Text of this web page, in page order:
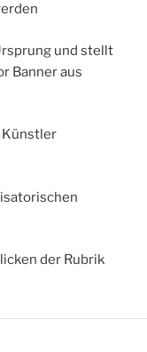
und stellt
Banner aus
der Rubrik